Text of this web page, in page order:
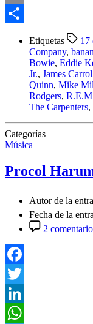
Email
Etiquetas 17
Company,
Bowie, Eddie
Jr., James Carrol
Quinn, Mike
Rodgers,
The Carpenters,
Categorías
Música
Procol
Autor de la
Fecha de la
2
Facebook
Twitter
LinkedIn